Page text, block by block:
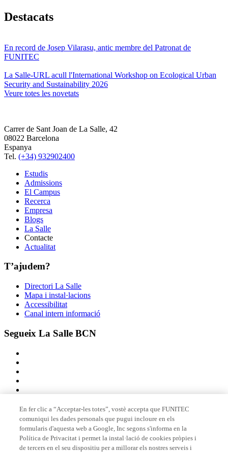
Destacats
En record de Josep Vilarasu, antic membre del Patronat de
FUNITEC
La Salle-URL acull l'International Workshop on Ecological Urban
Security and Sustainability 2026
Veure totes les novetats
Carrer de Sant Joan de La Salle, 42
08022 Barcelona
Espanya
Tel. (+34) 932902400
Estudis
Admissions
El Campus
Recerca
Empresa
Blogs
La Salle
Contacte
Actualitat
T’ajudem?
Directori La Salle
Mapa i instal·lacions
Accessibilitat
Canal intern informació
Segueix La Salle BCN
Membre de
En fer clic a “Acceptar-les totes”, vostè accepta que FUNITEC
comuniqui les dades personals que pugui incloure en els
formularis d'aquesta web a Google, Inc segons s'informa en la
Política de Privacitat i permet la instal·lació de cookies pròpies i
de tercers en el seu dispositiu per a millorar els nostres serveis i